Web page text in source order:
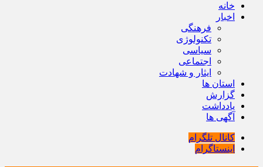
خانه
اخبار
فرهنگی
تکنولوژی
سیاسی
اجتماعی
ایثار و شهادت
استان ها
گزارش
یادداشت
آگهی ها
کانال تلگرام
اینستاگرام